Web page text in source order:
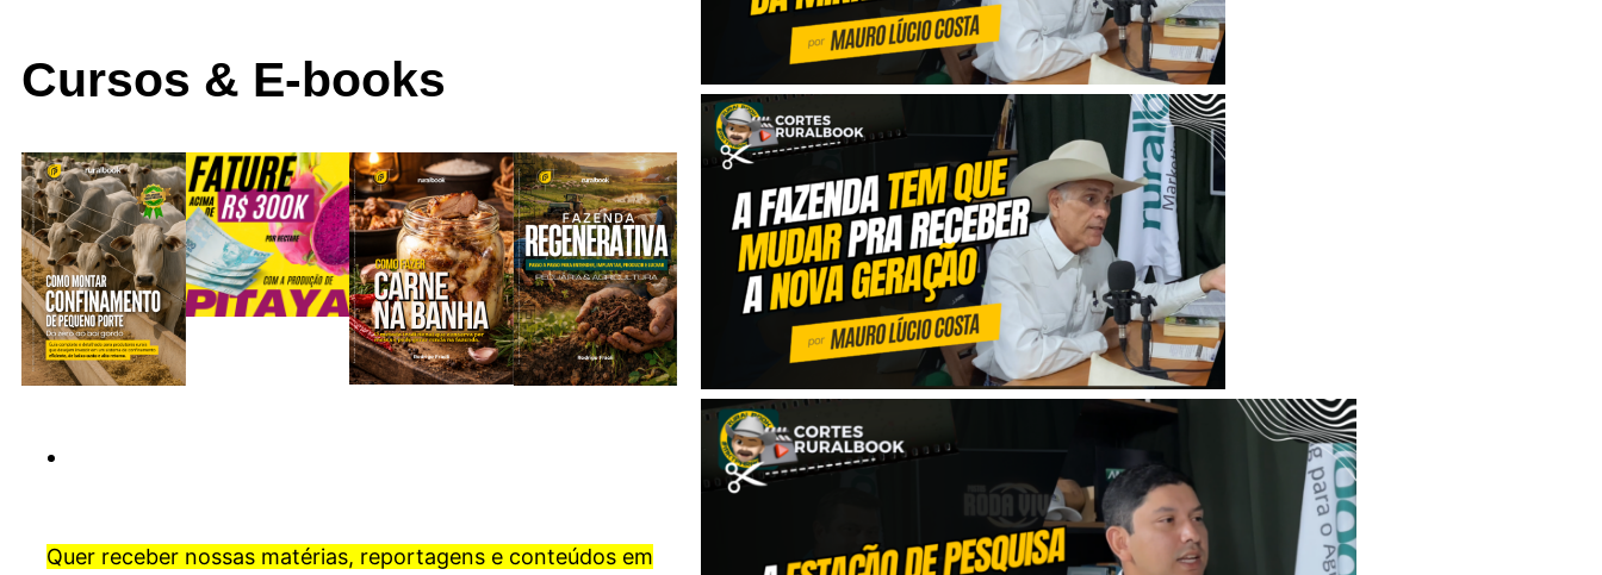
Cursos & E-books
Quer receber nossas matérias, reportagens e conteúdos em